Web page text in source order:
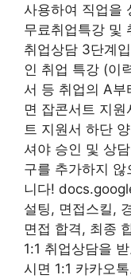
사용하여 직업을
무료취업특강 및
취업상담 3단계
인 취업 특강 (이
서 등 취업의 A
면 잡콘서트 지
트 지원서 하단
셔야 승인 및 상
구를 추가하지
니다!
설팅, 면접스킬,
면접 합격, 최종
1:1 취업상담을
시면 1:1 카카오